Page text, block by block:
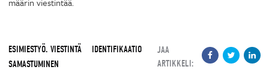
ESIMIESTYÖ. VIESTINTÄ
IDENTIFIKAATIO
SAMASTUMINEN
JAA
ARTIKKELI: